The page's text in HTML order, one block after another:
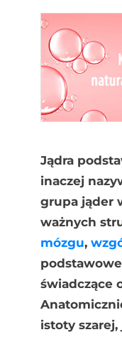
Jądra
inaczej
grupa jąder
ważnych
mózgu,
świadczące
istoty szarej,